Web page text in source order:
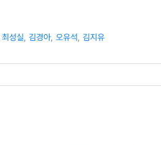
최성실 김경아 오유석 김지유